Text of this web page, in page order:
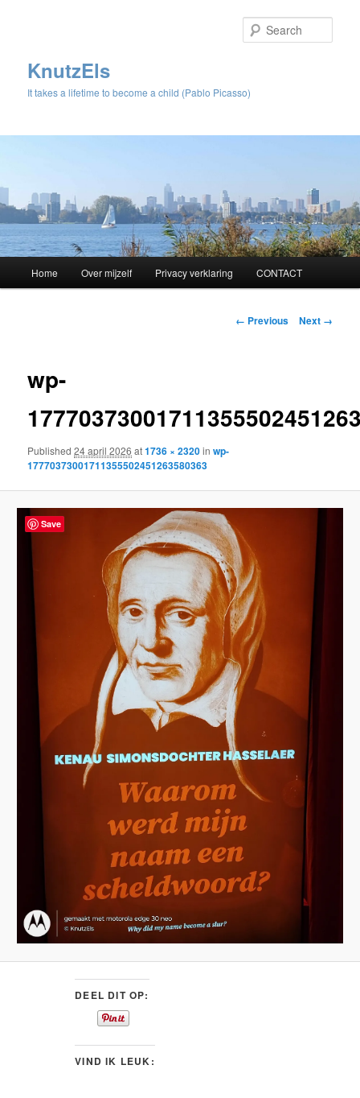
KnutzEls
It takes a lifetime to become a child (Pablo Picasso)
Skip
content
Home Over mijzelf Privacy verklaring CONTACT
Image
← Previous Next →
wp-
Published24 april 2026 at1736 × 2320inwp-
17770373001711355502451263580363
DEEL DIT OP:
VIND IK LEUK:
Save